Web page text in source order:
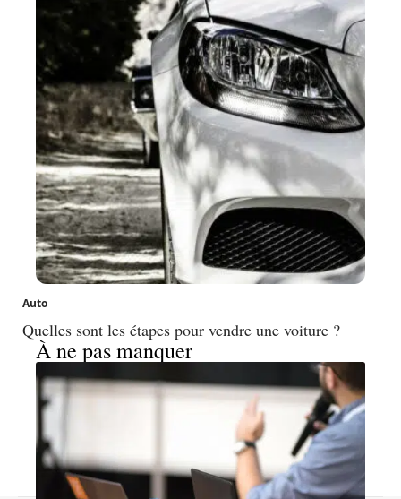
Auto
Quelles sont les étapes pour vendre une voiture ?
À ne pas manquer